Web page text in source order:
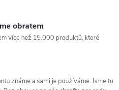
obratem
více než 15.000 produktů, které
známe a sami je používáme. Jsme tu